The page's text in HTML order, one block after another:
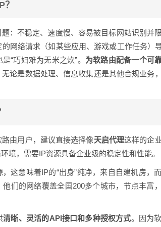
：不稳定、速度慢、容易被目标网站识别并
网络请求（如某些应用、游戏或工作任务）
“巧妇难为无米之炊”。 为软路由配备一个可
论是数据处理、信息收集还是其他合规业务
由用户，建议直接选择像天启代理这样的企
境，需要IP资源具备企业级的稳定性和性能。
这意味着IP的“出身”纯净，来自自建机房，
们的网络覆盖全国200多个城市，节点丰富
清晰、灵活的API接口和多种授权方式。因为